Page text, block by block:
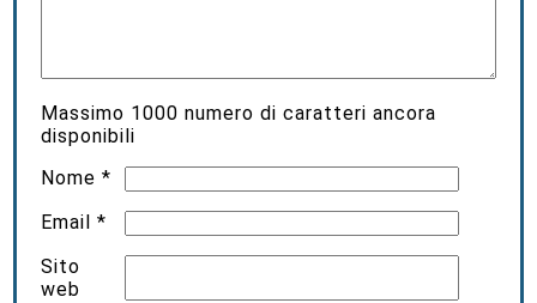
Massimo 1000 numero di caratteri ancora
disponibili
Nome*
Email*
Sito
web